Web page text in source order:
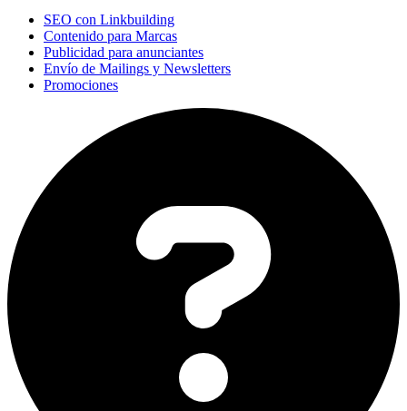
SEO con Linkbuilding
Contenido para Marcas
Publicidad para anunciantes
Envío de Mailings y Newsletters
Promociones